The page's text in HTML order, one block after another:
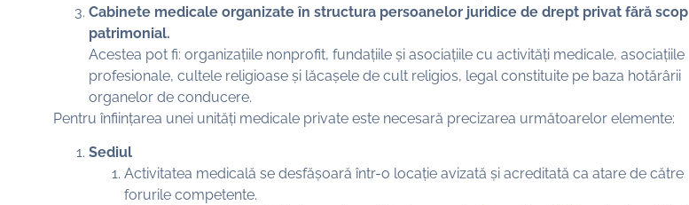
Cabinete medicale organizate în structura persoanelor juridice de drept privat fără scop
patrimonial.
Acestea pot fi: organizațiile nonprofit, fundațiile și asociațiile cu activități medicale, asociațiile
profesionale, cultele religioase și lăcașele de cult religios, legal constituite pe baza hotărârii
organelor de conducere.
Pentru înființarea unei unități medicale private este necesară precizarea următoarelor elemente:
Sediul
Activitatea medicală se desfășoară într-o locație avizată și acreditată ca atare de către
forurile competente.